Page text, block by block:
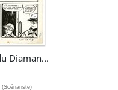
Valhardi - Le Gang du Diamant pl 23
(Scénariste)